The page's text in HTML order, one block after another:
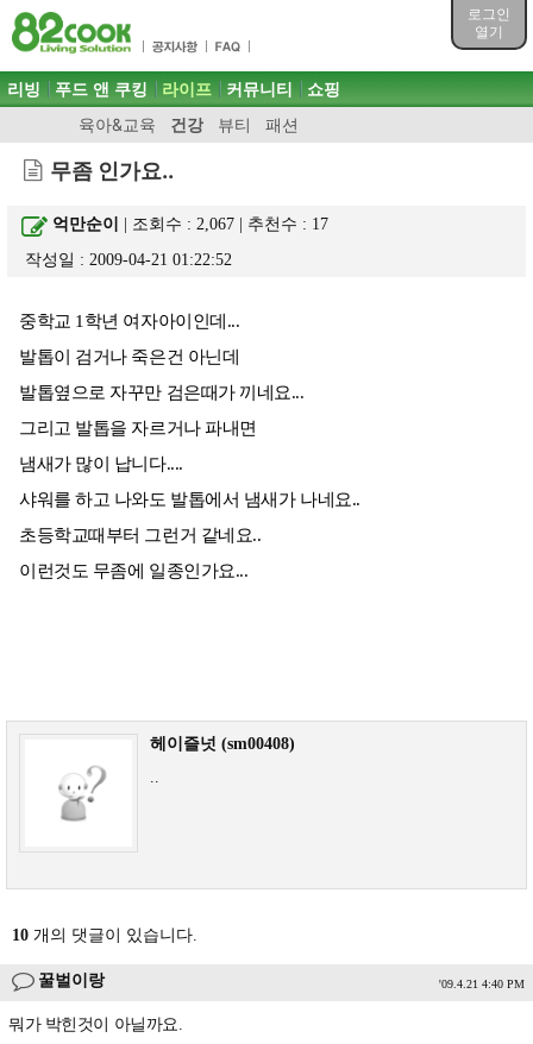
로그인
열기
목차
주메뉴 바로가기
컨텐츠 바로가기
검색 바로가기
로그인 바로가기
주메뉴
리빙 푸드 앤 쿠킹 라이프
육아&교육 건강 뷰티 패션
커뮤니티 쇼핑
무좀 인가요..
억만순이 | 조회수 : 2,067 | 추천수 : 17
작성일 : 2009-04-21 01:22:52
중학교 1학년 여자아이인데...
발톱이 검거나 죽은건 아닌데
발톱옆으로 자꾸만 검은때가 끼네요...
그리고 발톱을 자르거나 파내면
냄새가 많이 납니다....
샤워를 하고 나와도 발톱에서 냄새가 나네요..
초등학교때부터 그런거 같네요..
이런것도 무좀에 일종인가요...
헤이즐넛 (sm00408)
..
10 개의 댓글이 있습니다.
꿀벌이랑 '09.4.21 4:40 PM
뭐가 박힌것이 아닐까요.